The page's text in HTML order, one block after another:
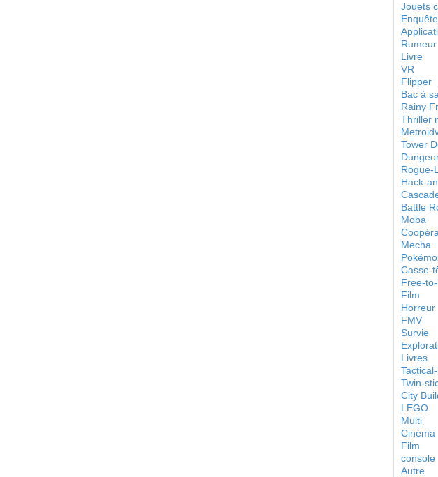
Jouets
Enquête
Rumeur
Livre
VR
Flipper
Bac à
Rainy
Thriller
Tower
Rogue-
Hack-
Battle
Moba
Mecha
Casse-
Free-
Film
Horreur
FMV
Survie
Livres
Twin-
City
LEGO
Multi
Cinéma
Film
console
Autre